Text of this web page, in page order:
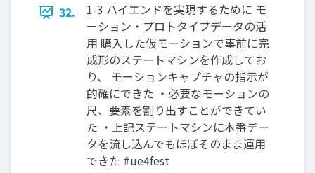
32.
1-3 ハイエンドを実現するために モ
ーション・プロトタイプデータの活
用 購入した仮モーションで事前に完
成形のステートマシンを作成してお
り、 モーションキャプチャの指示が
的確にできた ・必要なモーションの
尺、要素を割り出すことができてい
た ・上記ステートマシンに本番デー
タを流し込んでもほぼそのまま運用
できた #ue4fest